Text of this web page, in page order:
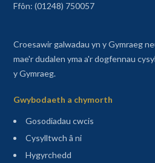
Ffôn: (01248) 750057
Croesawir galwadau yn y Gymraeg
mae'r dudalen yma a'r dogfennau
y Gymraeg.
Gwybodaeth a chymorth
Gosodiadau cwcis
Cysylltwch â ni
Hygyrchedd